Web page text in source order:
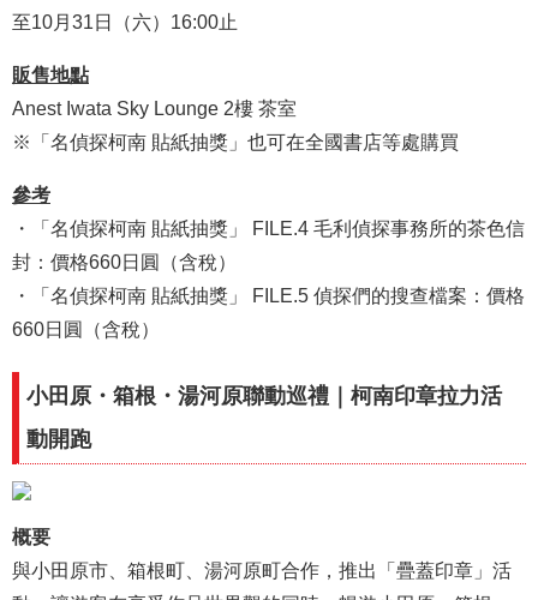
至10月31日（六）16:00止
販售地點
Anest Iwata Sky Lounge 2樓 茶室
※「名偵探柯南 貼紙抽獎」也可在全國書店等處購買
參考
・「名偵探柯南 貼紙抽獎」 FILE.4 毛利偵探事務所的茶色信
封：價格660日圓（含稅）
・「名偵探柯南 貼紙抽獎」 FILE.5 偵探們的搜查檔案：價格
660日圓（含稅）
小田原・箱根・湯河原聯動巡禮｜柯南印章拉力活
動開跑
概要
與小田原市、箱根町、湯河原町合作，推出「疊蓋印章」活